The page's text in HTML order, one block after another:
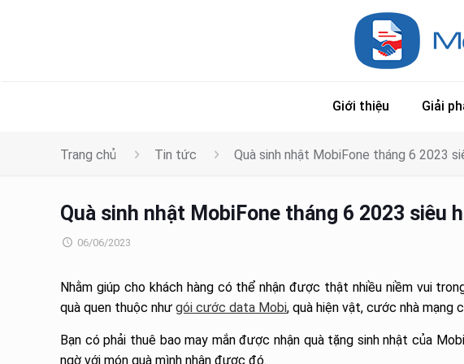
Giới thiệu Giải
Trang chủ Tin tức Quà sinh nhật MobiFone tháng 6 2023
Quà sinh nhật MobiFone tháng 6 2023 siêu
06/06/2023
Nhằm giúp cho khách hàng có thể nhận được thật nhiều niềm vui
quà quen thuộc nhưgói cước data Mobi, quà hiện vật, cước nhà mạng
Bạn có phải thuê bao may mắn được nhận quà tặng sinh nhật của
ngờ với món quà mình nhận được đó.